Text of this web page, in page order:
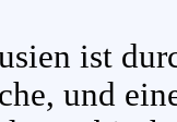
ist
und